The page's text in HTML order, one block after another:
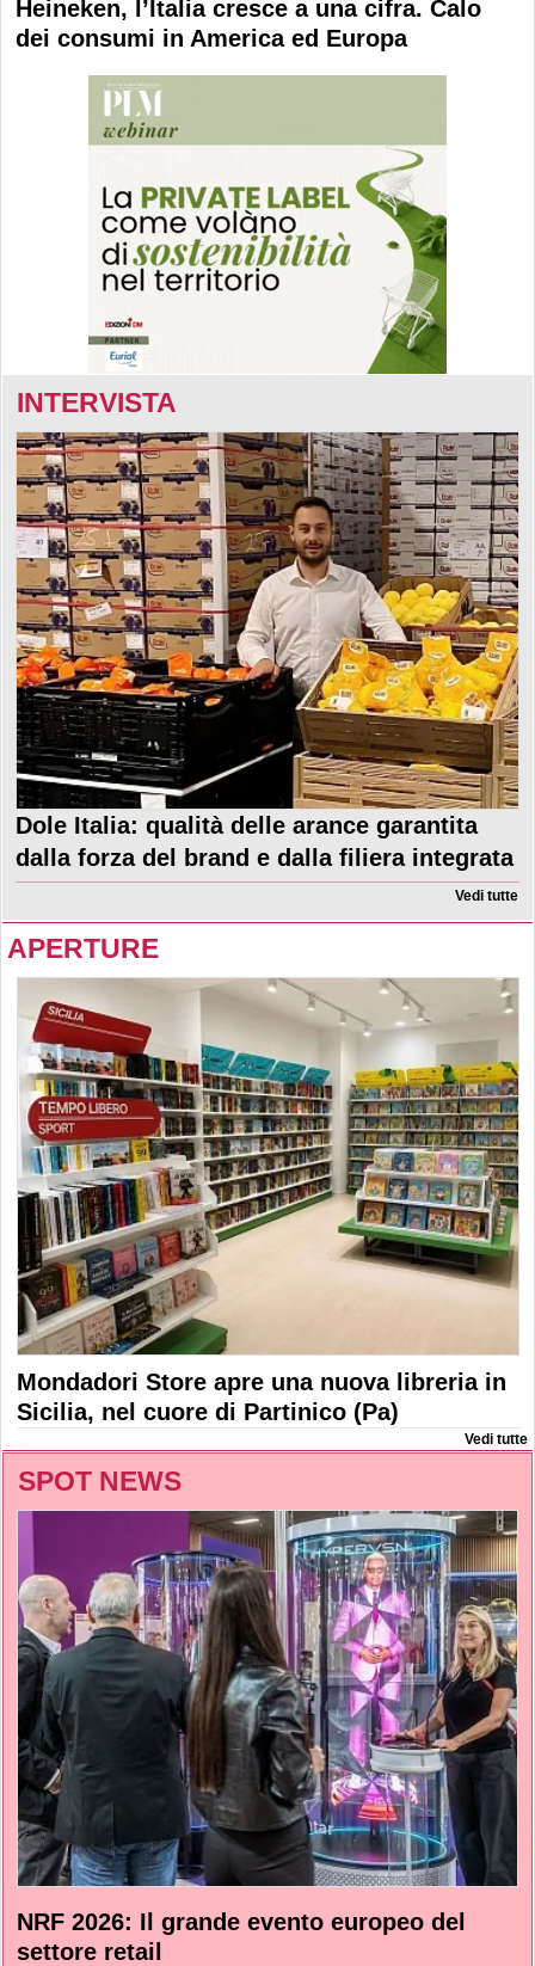
Heineken, l’Italia cresce a una cifra. Calo
dei consumi in America ed Europa
INTERVISTA
Dole Italia: qualità delle arance garantita
dalla forza del brand e dalla filiera integrata
Vedi tutte
APERTURE
Mondadori Store apre una nuova libreria in
Sicilia, nel cuore di Partinico (Pa)
Vedi tutte
SPOT NEWS
NRF 2026: Il grande evento europeo del
settore retail